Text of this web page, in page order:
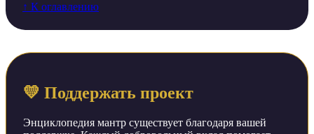
↑ К оглавлению
💛 Поддержать проект
Энциклопедия мантр существует благодаря вашей